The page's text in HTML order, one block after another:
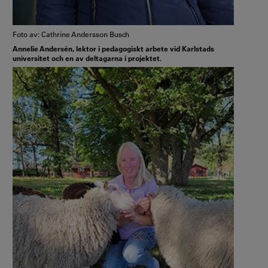
Foto av: Cathrine Andersson Busch
Annelie Andersén, lektor i pedagogiskt arbete vid Karlstads
universitet och en av deltagarna i projektet.